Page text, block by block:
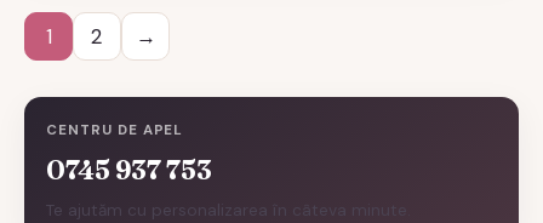
CENTRU DE APEL
0745 937 753
Te ajutăm cu personalizarea în câteva minute.
1 2 →